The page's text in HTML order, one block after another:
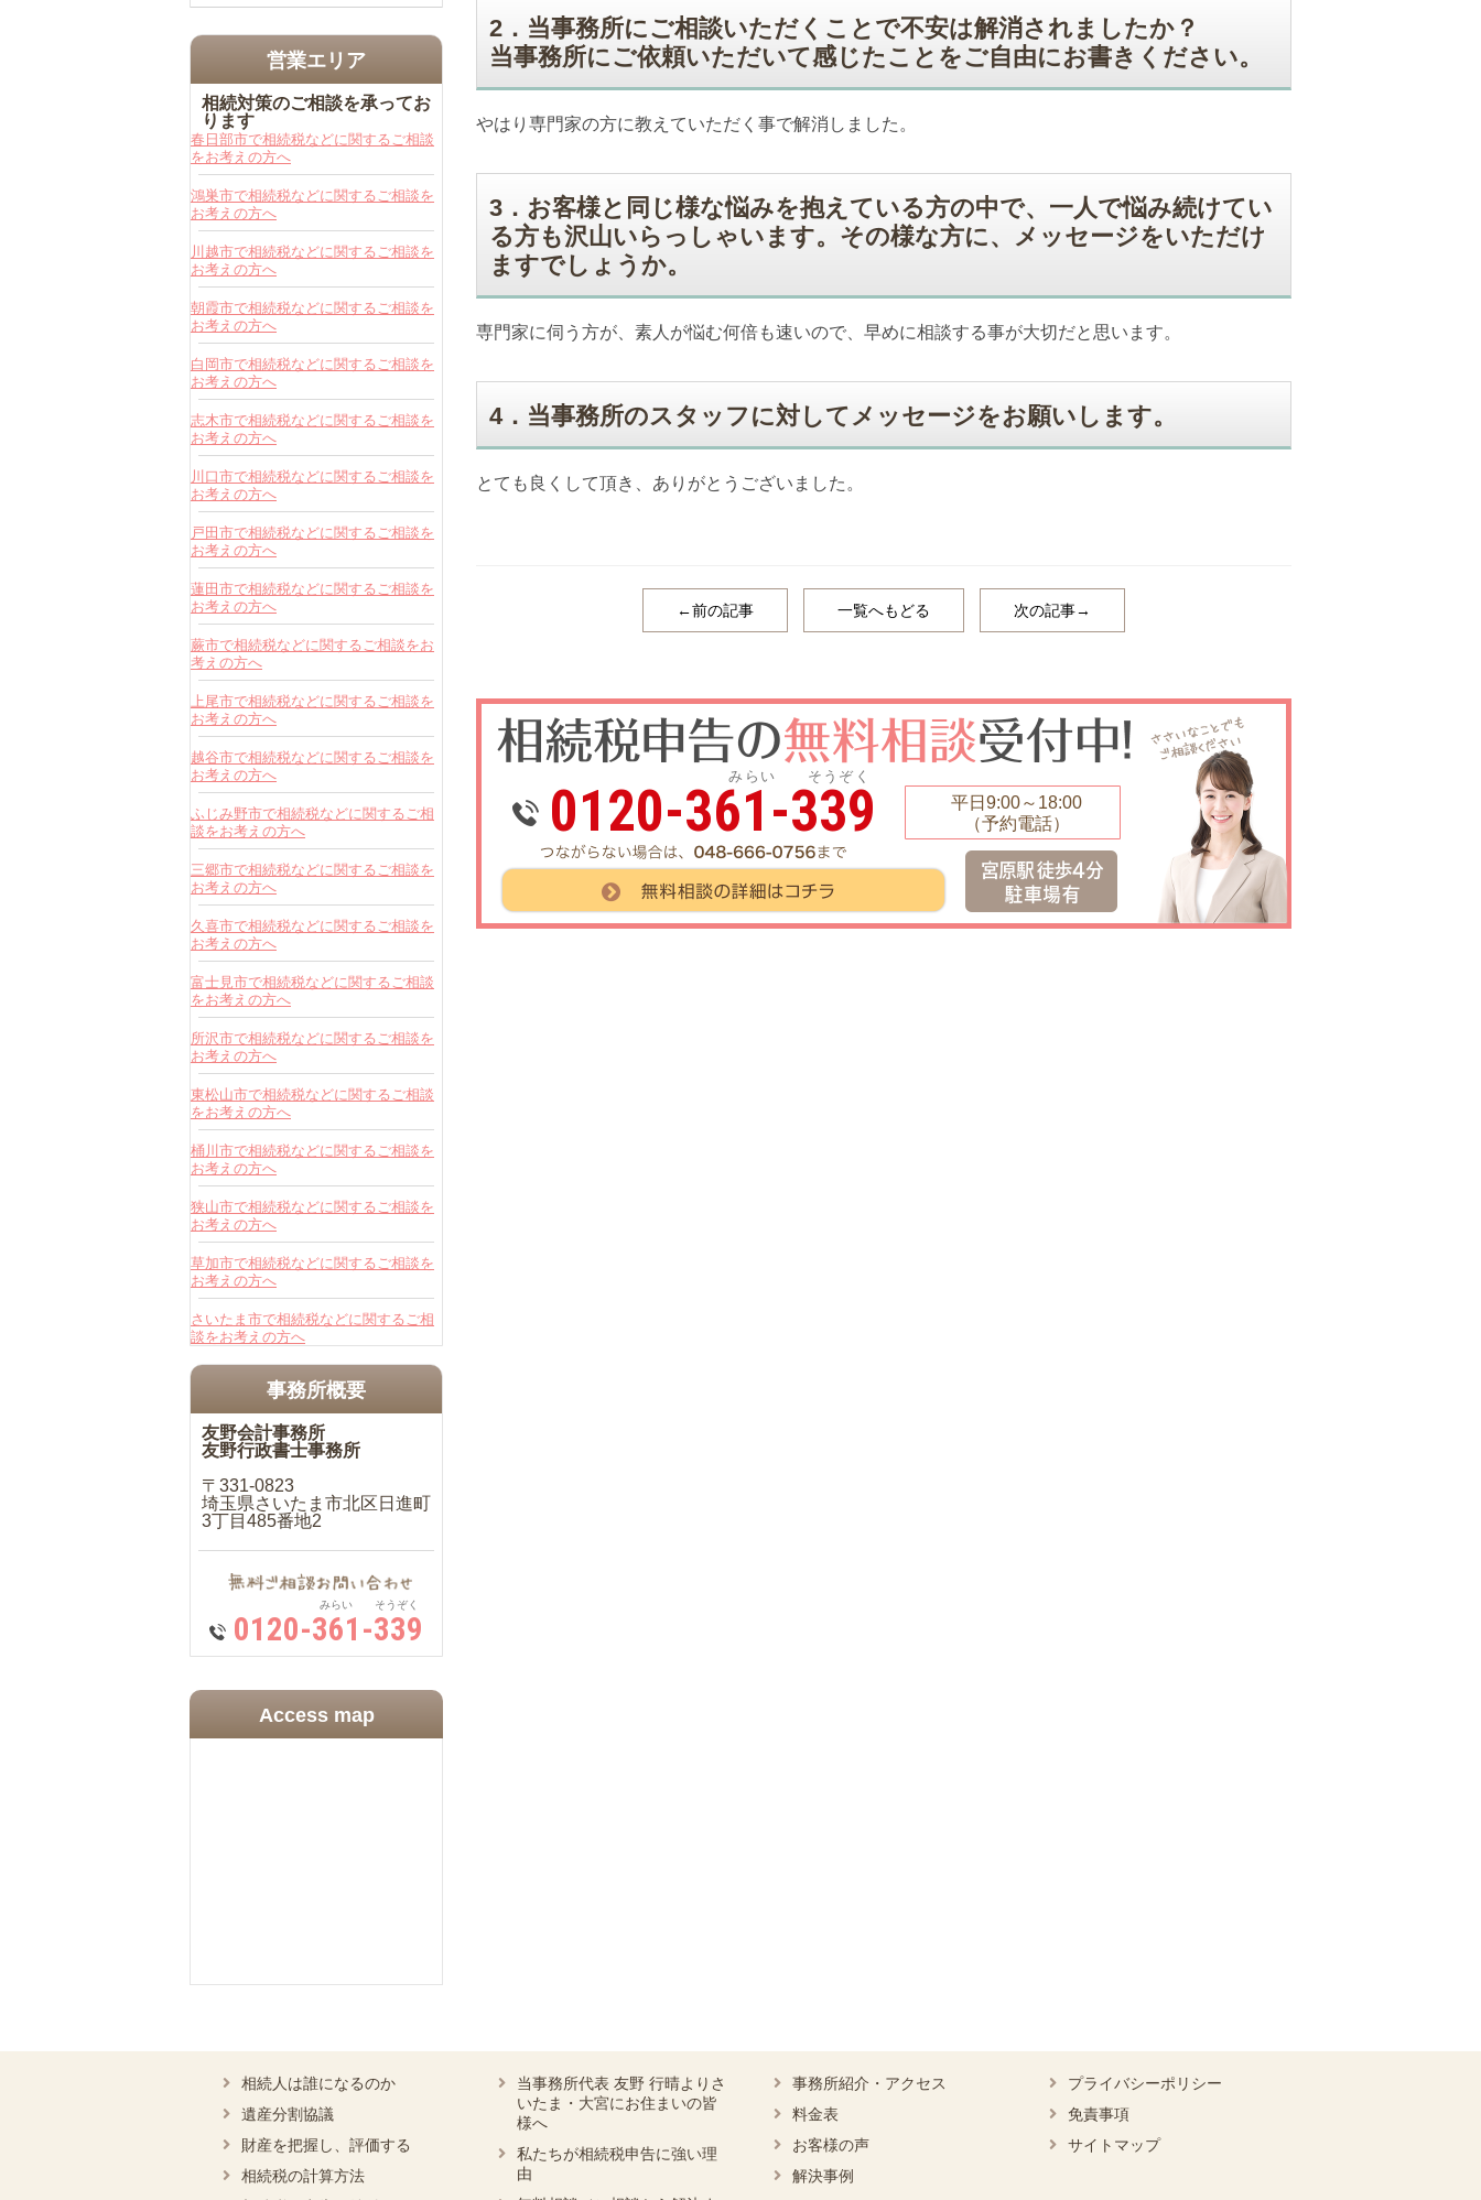
2．当事務所にご相談いただくことで不安は解消されましたか？
当事務所にご依頼いただいて感じたことをご自由にお書きください。
やはり専門家の方に教えていただく事で解消しました。
3．お客様と同じ様な悩みを抱えている方の中で、一人で悩み続けてい
る方も沢山いらっしゃいます。その様な方に、メッセージをいただけ
ますでしょうか。
専門家に伺う方が、素人が悩む何倍も速いので、早めに相談する事が大切だと思います。
4．当事務所のスタッフに対してメッセージをお願いします。
とても良くして頂き、ありがとうございました。
←前の記事 一覧へもどる 次の記事→
みらい そうぞく
0120-361-339
平日9:00～18:00
（予約電話）
営業エリア
相続対策のご相談を承ってお
ります
春日部市で相続税などに関するご相談
をお考えの方へ
鴻巣市で相続税などに関するご相談を
お考えの方へ
川越市で相続税などに関するご相談を
お考えの方へ
朝霞市で相続税などに関するご相談を
お考えの方へ
白岡市で相続税などに関するご相談を
お考えの方へ
志木市で相続税などに関するご相談を
お考えの方へ
川口市で相続税などに関するご相談を
お考えの方へ
戸田市で相続税などに関するご相談を
お考えの方へ
蓮田市で相続税などに関するご相談を
お考えの方へ
蕨市で相続税などに関するご相談をお
考えの方へ
上尾市で相続税などに関するご相談を
お考えの方へ
越谷市で相続税などに関するご相談を
お考えの方へ
ふじみ野市で相続税などに関するご相
談をお考えの方へ
三郷市で相続税などに関するご相談を
お考えの方へ
久喜市で相続税などに関するご相談を
お考えの方へ
富士見市で相続税などに関するご相談
をお考えの方へ
所沢市で相続税などに関するご相談を
お考えの方へ
東松山市で相続税などに関するご相談
をお考えの方へ
桶川市で相続税などに関するご相談を
お考えの方へ
狭山市で相続税などに関するご相談を
お考えの方へ
草加市で相続税などに関するご相談を
お考えの方へ
さいたま市で相続税などに関するご相
談をお考えの方へ
事務所概要
友野会計事務所
友野行政書士事務所
〒331-0823
埼玉県さいたま市北区日進町
3丁目485番地2
みらい そうぞく
0120-361-339
Access map
相続人は誰になるのか
遺産分割協議
財産を把握し、評価する
相続税の計算方法
当事務所代表 友野 行晴よりさ
いたま・大宮にお住まいの皆
様へ
私たちが相続税申告に強い理
由
事務所紹介・アクセス
料金表
お客様の声
解決事例
プライバシーポリシー
免責事項
サイトマップ